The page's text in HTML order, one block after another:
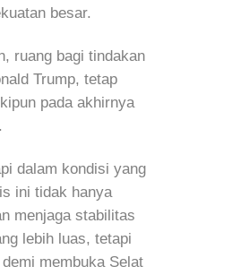
besar.
ruang bagi tindakan
Trump, tetap
pada akhirnya
dalam kondisi yang
ini tidak hanya
menjaga stabilitas
lebih luas, tetapi
membuka Selat